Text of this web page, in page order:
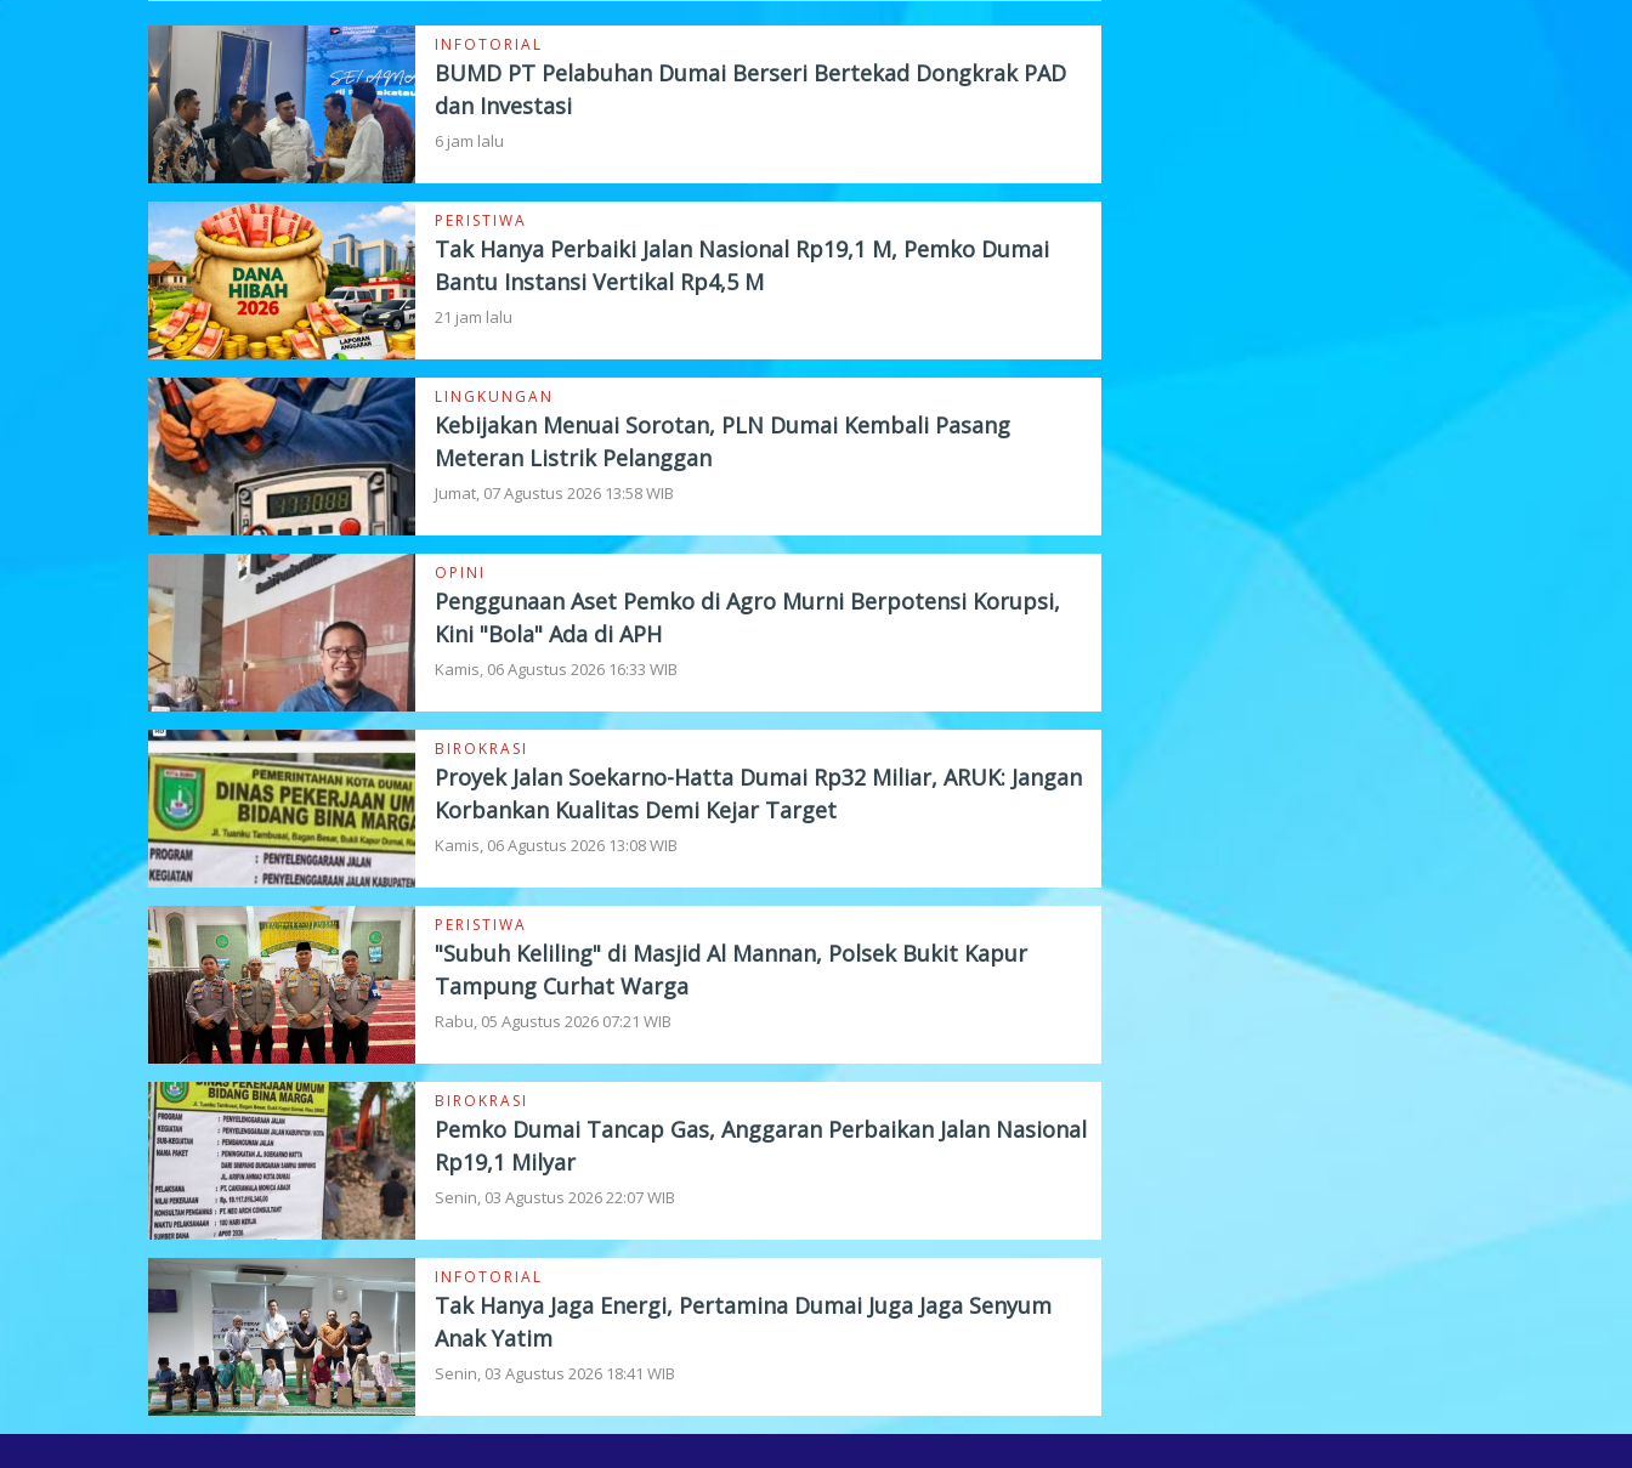
INFOTORIAL
BUMD PT Pelabuhan Dumai Berseri Bertekad Dongkrak PAD
dan Investasi
6 jam lalu
PERISTIWA
Tak Hanya Perbaiki Jalan Nasional Rp19,1 M, Pemko Dumai
Bantu Instansi Vertikal Rp4,5 M
21 jam lalu
LINGKUNGAN
Kebijakan Menuai Sorotan, PLN Dumai Kembali Pasang
Meteran Listrik Pelanggan
Jumat, 07 Agustus 2026 13:58 WIB
OPINI
Penggunaan Aset Pemko di Agro Murni Berpotensi Korupsi,
Kini "Bola" Ada di APH
Kamis, 06 Agustus 2026 16:33 WIB
BIROKRASI
Proyek Jalan Soekarno-Hatta Dumai Rp32 Miliar, ARUK: Jangan
Korbankan Kualitas Demi Kejar Target
Kamis, 06 Agustus 2026 13:08 WIB
PERISTIWA
"Subuh Keliling" di Masjid Al Mannan, Polsek Bukit Kapur
Tampung Curhat Warga
Rabu, 05 Agustus 2026 07:21 WIB
BIROKRASI
Pemko Dumai Tancap Gas, Anggaran Perbaikan Jalan Nasional
Rp19,1 Milyar
Senin, 03 Agustus 2026 22:07 WIB
INFOTORIAL
Tak Hanya Jaga Energi, Pertamina Dumai Juga Jaga Senyum
Anak Yatim
Senin, 03 Agustus 2026 18:41 WIB